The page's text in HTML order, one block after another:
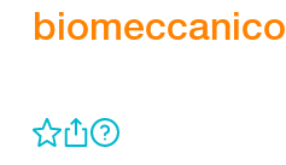
biomeccanico